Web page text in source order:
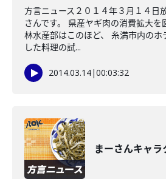
方言ニュース２０１４年３月１４日
さんです。 県産ヤギ肉の消費拡大を
林水産部はこのほど、 糸満市内のホ
した料理の試...
2014.03.14|00:03:32
まーさんキャラ